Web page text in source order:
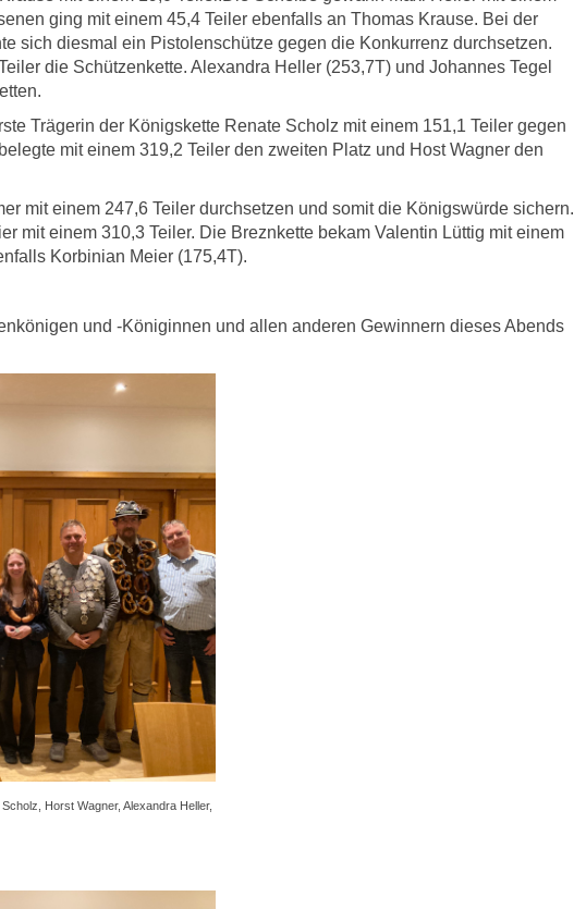
ging mit einem 45,4 Teiler ebenfalls an Thomas Krause. Bei der
sich diesmal ein Pistolenschütze gegen die Konkurrenz durchsetzen.
die Schützenkette. Alexandra Heller (253,7T) und Johannes Tegel
Trägerin der Königskette Renate Scholz mit einem 151,1 Teiler gegen
mit einem 319,2 Teiler den zweiten Platz und Host Wagner den
mit einem 247,6 Teiler durchsetzen und somit die Königswürde sichern.
mit einem 310,3 Teiler. Die Breznkette bekam Valentin Lüttig mit einem
Korbinian Meier (175,4T).
und -Königinnen und allen anderen Gewinnern dieses Abends
Horst Wagner, Alexandra Heller,